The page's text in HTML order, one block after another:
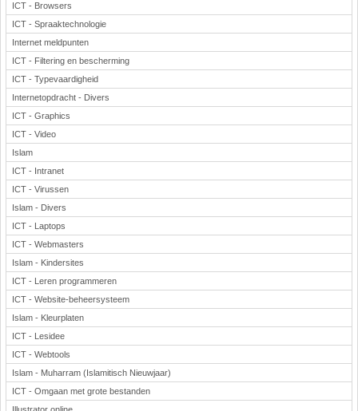
ICT - Browsers
ICT - Spraaktechnologie
Internet meldpunten
ICT - Filtering en bescherming
ICT - Typevaardigheid
Internetopdracht - Divers
ICT - Graphics
ICT - Video
Islam
ICT - Intranet
ICT - Virussen
Islam - Divers
ICT - Laptops
ICT - Webmasters
Islam - Kindersites
ICT - Leren programmeren
ICT - Website-beheersysteem
Islam - Kleurplaten
ICT - Lesidee
ICT - Webtools
Islam - Muharram (Islamitisch Nieuwjaar)
ICT - Omgaan met grote bestanden